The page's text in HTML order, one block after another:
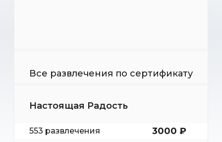
Все развлечения по сертификату
Настоящая Радость
553 развлечения 3000 ₽